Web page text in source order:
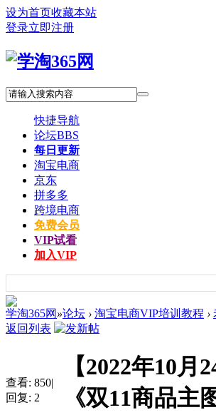
设为首页收藏本站
登录立即注册
快捷导航
论坛BBS
每日更新
淘宝电商
京东
拼多多
跨境电商
免费会员
VIP试看
加入VIP
学淘365网 »论坛 › 淘宝电商VIP培训教程 ›
返回列表
查看: 850|
回复: 2
【2022年10
《双11商品主